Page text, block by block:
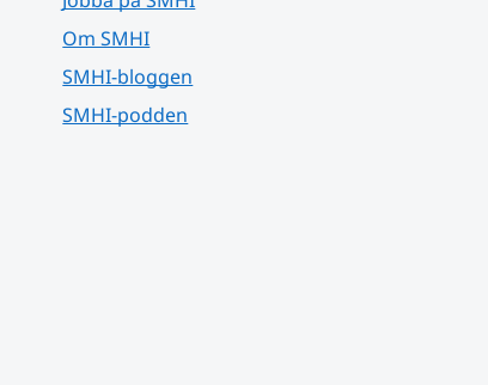
Om SMHI
SMHI-bloggen
SMHI-podden